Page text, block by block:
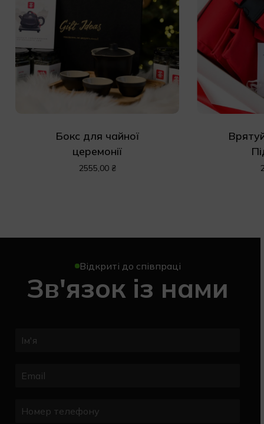
Бокс для чайної
церемонії
2555,00 ₴
Відкриті до співпраці
Зв'язок із нами